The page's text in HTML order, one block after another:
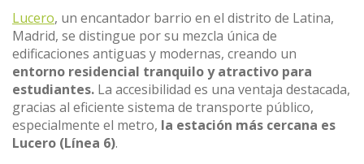
Lucero, un encantador barrio en el distrito de Latina,
Madrid, se distingue por su mezcla única de
edificaciones antiguas y modernas, creando un
entorno residencial tranquilo y atractivo para
estudiantes. La accesibilidad es una ventaja destacada,
gracias al eficiente sistema de transporte público,
especialmente el metro, la estación más cercana es
Lucero (Línea 6).